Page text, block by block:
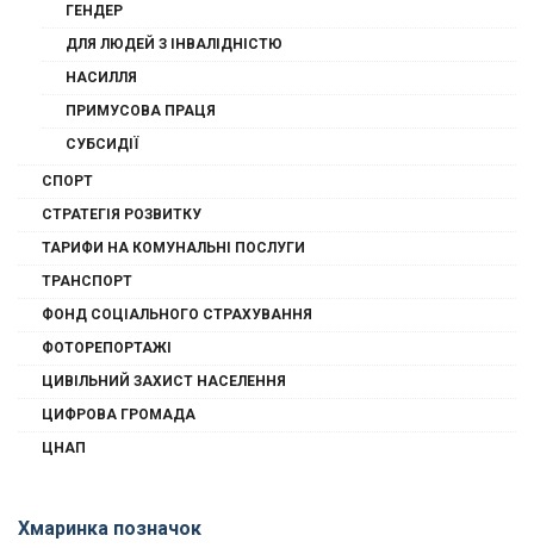
ГЕНДЕР
ДЛЯ ЛЮДЕЙ З ІНВАЛІДНІСТЮ
НАСИЛЛЯ
ПРИМУСОВА ПРАЦЯ
СУБСИДІЇ
СПОРТ
СТРАТЕГІЯ РОЗВИТКУ
ТАРИФИ НА КОМУНАЛЬНІ ПОСЛУГИ
ТРАНСПОРТ
ФОНД СОЦІАЛЬНОГО СТРАХУВАННЯ
ФОТОРЕПОРТАЖІ
ЦИВІЛЬНИЙ ЗАХИСТ НАСЕЛЕННЯ
ЦИФРОВА ГРОМАДА
ЦНАП
Хмаринка позначок